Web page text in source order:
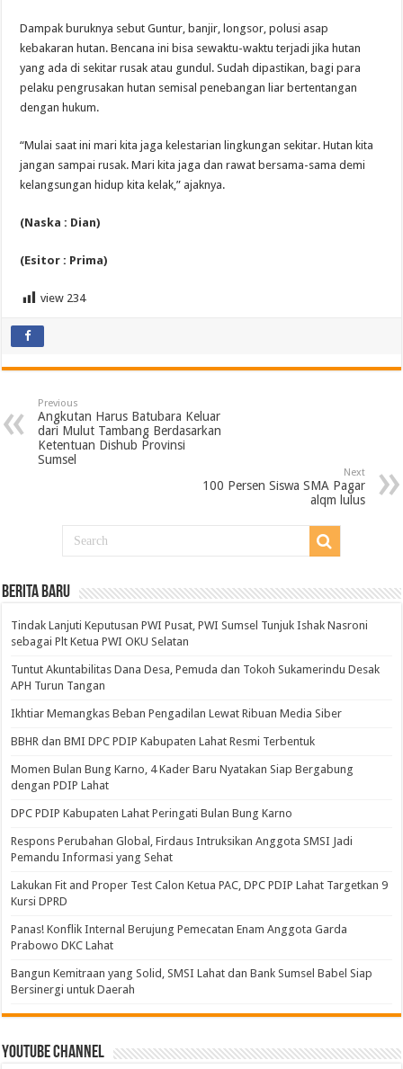
Dampak buruknya sebut Guntur, banjir, longsor, polusi asap
kebakaran hutan. Bencana ini bisa sewaktu-waktu terjadi jika hutan
yang ada di sekitar rusak atau gundul. Sudah dipastikan, bagi para
pelaku pengrusakan hutan semisal penebangan liar bertentangan
dengan hukum.
“Mulai saat ini mari kita jaga kelestarian lingkungan sekitar. Hutan kita
jangan sampai rusak. Mari kita jaga dan rawat bersama-sama demi
kelangsungan hidup kita kelak,” ajaknya.
(Naska : Dian)
(Esitor : Prima)
view 234
Previous
Angkutan Harus Batubara Keluar
dari Mulut Tambang Berdasarkan
Ketentuan Dishub Provinsi
Sumsel
Next
100 Persen Siswa SMA Pagar
alqm lulus
BERITA BARU
Tindak Lanjuti Keputusan PWI Pusat, PWI Sumsel Tunjuk Ishak Nasroni
sebagai Plt Ketua PWI OKU Selatan
Tuntut Akuntabilitas Dana Desa, Pemuda dan Tokoh Sukamerindu Desak
APH Turun Tangan
Ikhtiar Memangkas Beban Pengadilan Lewat Ribuan Media Siber
BBHR dan BMI DPC PDIP Kabupaten Lahat Resmi Terbentuk
Momen Bulan Bung Karno, 4 Kader Baru Nyatakan Siap Bergabung
dengan PDIP Lahat
DPC PDIP Kabupaten Lahat Peringati Bulan Bung Karno
Respons Perubahan Global, Firdaus Intruksikan Anggota SMSI Jadi
Pemandu Informasi yang Sehat
Lakukan Fit and Proper Test Calon Ketua PAC, DPC PDIP Lahat Targetkan 9
Kursi DPRD
Panas! Konflik Internal Berujung Pemecatan Enam Anggota Garda
Prabowo DKC Lahat
Bangun Kemitraan yang Solid, SMSI Lahat dan Bank Sumsel Babel Siap
Bersinergi untuk Daerah
Youtube Channel